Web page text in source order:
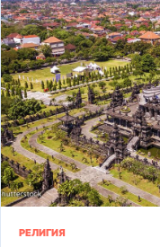
РЕЛИГИЯ